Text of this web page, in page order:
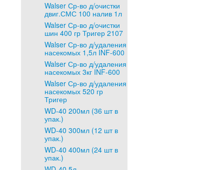
Walser Ср-во д/очистки
двиг.СМС 100 налив 1л
Walser Ср-во д/очистки
шин 400 гр Тригер 2107
Walser Ср-во д/удаления
насекомых 1,5л INF-600
Walser Ср-во д/удаления
насекомых 3кг INF-600
Walser Ср-во д/удаления
насекомых 520 гр
Тригер
WD-40 200мл (36 шт в
упак.)
WD-40 300мл (12 шт в
упак.)
WD-40 400мл (24 шт в
упак.)